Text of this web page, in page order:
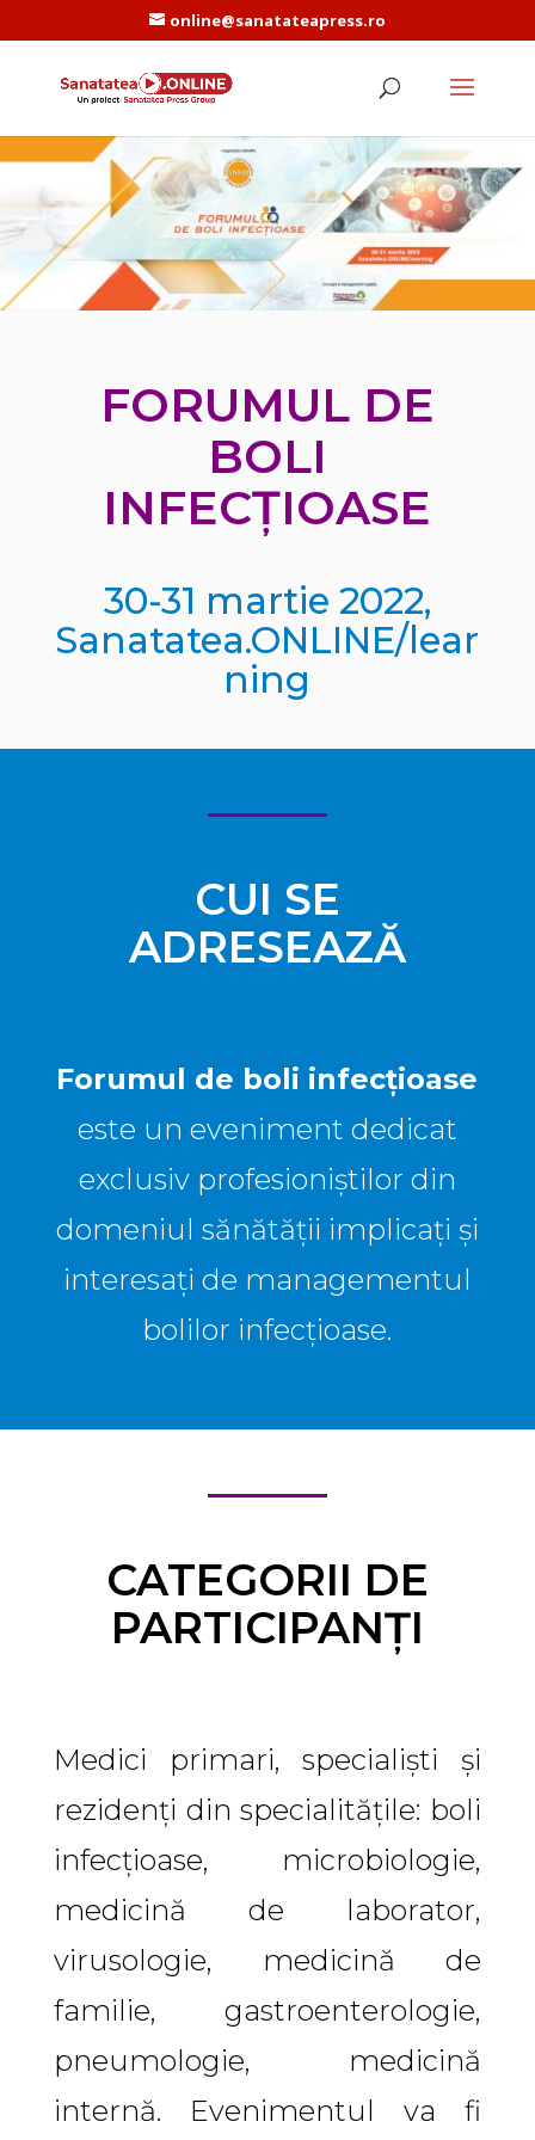
online@sanatateapress.ro
FORUMUL DE
BOLI
INFECȚIOASE
30-31 martie 2022,
Sanatatea.ONLINE/lear
ning
CUI SE
ADRESEAZĂ
Forumul de boli infecțioase
este un eveniment dedicat
exclusiv profesioniștilor din
domeniul sănătății implicați și
interesați de managementul
bolilor infecțioase.
CATEGORII DE
PARTICIPANȚI
Medici primari, specialiști și
rezidenți din specialitățile: boli
infecțioase, microbiologie,
medicină de laborator,
virusologie, medicină de
familie, gastroenterologie,
pneumologie, medicină
internă. Evenimentul va fi